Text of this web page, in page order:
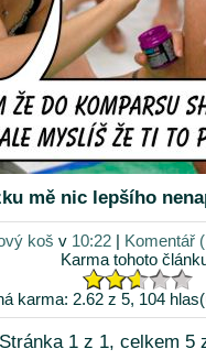
mě nic lepšího
koš v 10:22| Komentář
Karma tohoto
karma: 2.62 z 5, 104
1 z 1, celkem 5